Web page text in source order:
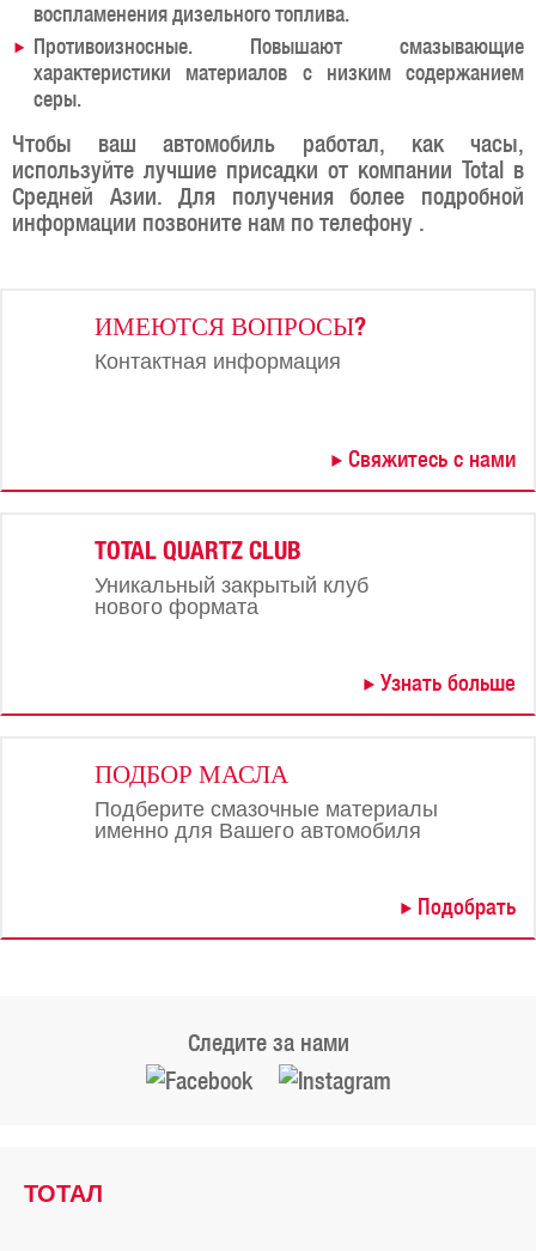
воспламенения дизельного топлива.
Противоизносные. Повышают смазывающие
характеристики материалов с низким содержанием
серы.
Чтобы ваш автомобиль работал, как часы,
используйте лучшие присадки от компании Total в
Средней Азии. Для получения более подробной
информации позвоните нам по телефону .
ИМЕЮТСЯ ВОПРОСЫ?
Контактная информация
Свяжитесь с нами
TOTAL QUARTZ CLUB
Уникальный закрытый клуб
нового формата
Узнать больше
ПОДБОР МАСЛА
Подберите смазочные материалы
именно для Вашего автомобиля
Подобрать
Следите за нами
ТОТАЛ